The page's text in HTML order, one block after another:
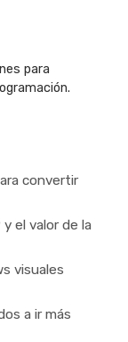
para
convertir
el valor de la
visuales
a ir más